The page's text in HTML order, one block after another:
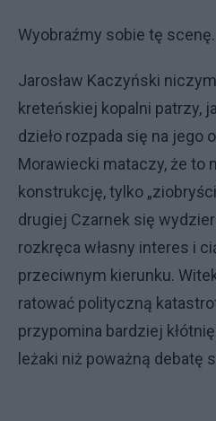
Wyobraźmy sobie tę scenę.
Jarosław Kaczyński
kreteńskiej kopalni patrzy,
dzieło rozpada się na jego
Morawiecki mataczy, że to
konstrukcję, tylko
drugiej Czarnek się
rozkręca własny interes i
przeciwnym kierunku.
ratować polityczną
przypomina bardziej
leżaki niż poważną debatę